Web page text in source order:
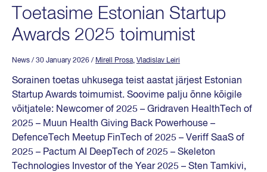
Toetasime Estonian Startup
Awards 2025 toimumist
News / 30 January 2026 / Mirell Prosa, Vladislav Leiri
Sorainen toetas uhkusega teist aastat järjest Estonian
Startup Awards toimumist. Soovime palju õnne kõigile
võitjatele: Newcomer of 2025 – Gridraven HealthTech of
2025 – Muun Health Giving Back Powerhouse –
DefenceTech Meetup FinTech of 2025 – Veriff SaaS of
2025 – Pactum AI DeepTech of 2025 – Skeleton
Technologies Investor of the Year 2025 – Sten Tamkivi,